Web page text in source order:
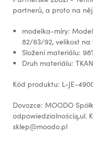
partnerů, a proto na
modelka-míry:
82/63/92, velikost
Složení materiálu:
Druh materiálu:
Kód produktu: L-JE-
Dovozce: MOODO
odpowiedzialnością,ul.
sklep@moodo.pl